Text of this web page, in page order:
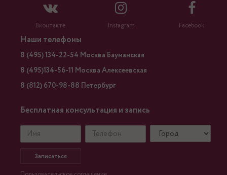
Вконтакте Instagram Facebook
Наши телефоны
8 (495) 134-22-54 Москва Бауманская
8 (495)134-56-11 Москва Алексеевская
8 (812) 670-98-88 Петербург
Бесплатная консультация и запись
Записаться